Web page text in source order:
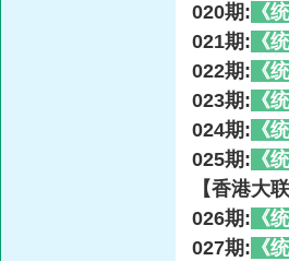
020期: 《
021期: 《
022期: 《
023期: 《
024期: 《
025期: 《
【香港大
026期: 《
027期: 《